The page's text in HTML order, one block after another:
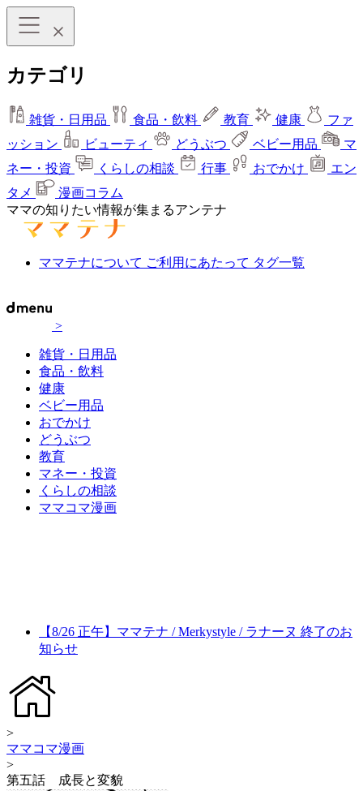
カテゴリ
雑貨・日用品 食品・飲料 教育 健康
ファ
ッション
ビューティ どうぶつ ベビー用品
マ
ネー・投資
くらしの相談 行事 おでかけ
エン
タメ
漫画コラム
ママの知りたい情報が集まるアンテナ
ママテナについて ご利用にあたって タグ一覧
>
雑貨・日用品
食品・飲料
健康
ベビー用品
おでかけ
どうぶつ
教育
マネー・投資
くらしの相談
ママコマ漫画
【8/26 正午】ママテナ / Merkystyle / ラナーヌ 終了のお
知らせ
>
ママコマ漫画
>
第五話 成長と変貌